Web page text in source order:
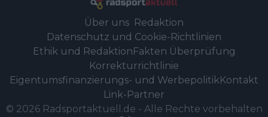
Über uns Redaktion
Datenschutz und Cookie-Richtlinien
Ethik und Redaktion Fakten Überprüfung
Korrekturrichtlinie
Eigentumsfinanzierungs- und WerbepolitikKontakt
Link-Partner
© 2026 Radsportaktuell.de - Alle Rechte vorbehalten